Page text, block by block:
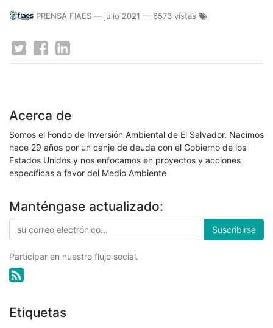
PRENSA FIAES — julio 2021 — 6573 vistas
Acerca de
Somos el Fondo de Inversión Ambiental de El Salvador. Nacimos
hace 29 años por un canje de deuda con el Gobierno de los
Estados Unidos y nos enfocamos en proyectos y acciones
específicas a favor del Medio Ambiente
Manténgase actualizado:
Suscribirse
Participar en nuestro flujo social.
Etiquetas